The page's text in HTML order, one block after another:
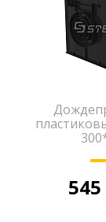
545